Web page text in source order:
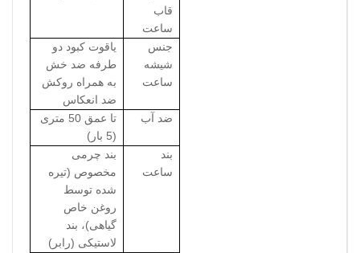
قاب
ساعت
جنس
شیشه
ساعت
یاقوت کبود دو
طرفه ضد خش
به همراه روکش
ضد انعکاس
ضد آب
تا عمق 50 متری
(5 بار)
بند
ساعت
بند چرمی
مخصوص (تیره
شده توسط
روغن خاص
گیاهی)، بند
لاستیکی (رابر)